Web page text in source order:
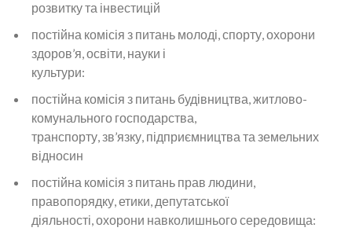
розвитку та інвестицій
постійна комісія з питань молоді, спорту, охорони
здоров’я, освіти, науки і
культури:
постійна комісія з питань будівництва, житлово-
комунального господарства,
транспорту, зв’язку, підприємництва та земельних
відносин
постійна комісія з питань прав людини,
правопорядку, етики, депутатської
діяльності, охорони навколишнього середовища: